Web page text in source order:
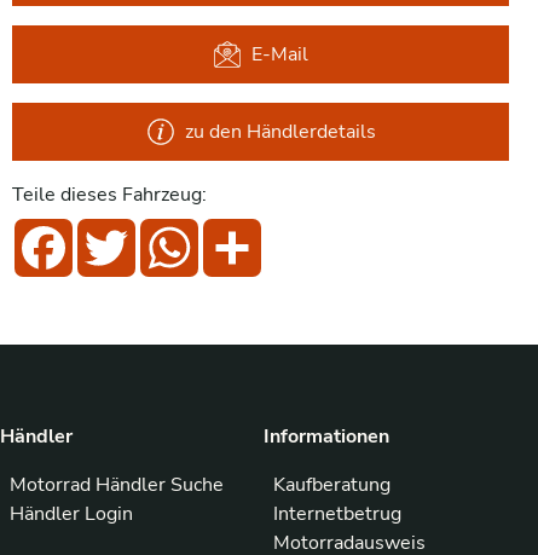
E-Mail
zu den Händlerdetails
Teile dieses Fahrzeug:
FacebookTwitterWhatsApp
Händler
Motorrad Händler Suche
Händler Login
Informationen
Kaufberatung
Internetbetrug
Motorradausweis